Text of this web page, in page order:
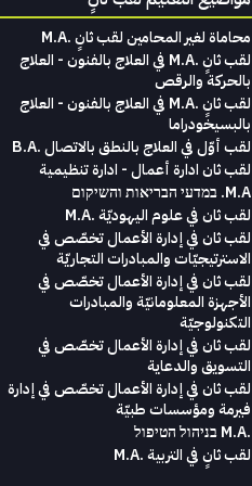
محاماة‭ ‬لغير‭ ‬المحامين لقب‭ ‬ثانٍ .‭ ‬M.A
لقب ثانٍ .M.A في العلاج بالفنون - العلاج
بالحركة والرقص
لقب ثانٍ .M.A في العلاج بالفنون - العلاج
بالبسيخودراما
لقب أوّل في العلاج بالنطق بالاتصال .B.A
لقب ثان ادارة أعمال - ادارة تنظيمية
M.A. במדעי הבריאות והשיקום
لقب ثان في علوم اليهوديّة .M.A
لقب ثان في إدارة الأعمال تخصّص في
الاسترتيجيّات والمبادرات التجاريّة
لقب ثان في إدارة الأعمال تخصّص في
الأجهزة المعلومانيّة والمبادرات
التكنولوجيّة
لقب ثان في إدارة الأعمال تخصّص في
التسويق والدعاية
لقب ثان في إدارة الأعمال تخصّص في إدارة
فيرمة ومؤسسات طبيّة
.M.A בניהול הטיפול
لقب ثانٍ في التربية .M.A